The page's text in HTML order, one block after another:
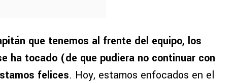
que tenemos al frente del equipo, los
ha tocado (de que pudiera no continuar con
felices. Hoy, estamos enfocados en el